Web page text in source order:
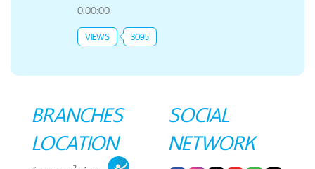
0:00:00
VIEWS 3095
BRANCHES
LOCATION
SOCIAL
NETWORK